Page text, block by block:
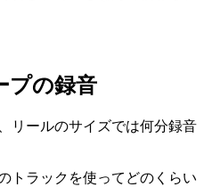
プの録音
リールのサイズでは何分録音
トラックを使ってどのくらい